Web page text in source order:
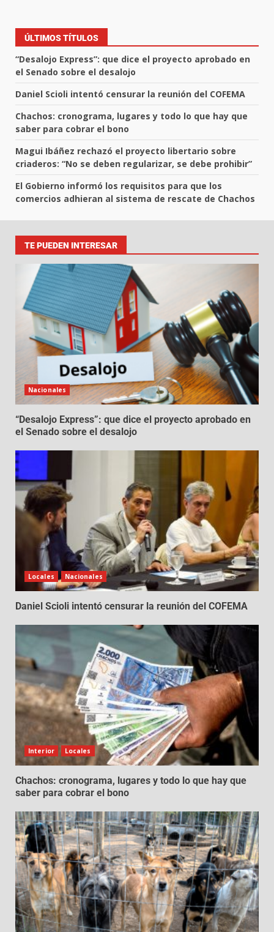
ÚLTIMOS TÍTULOS
“Desalojo Express”: que dice el proyecto aprobado en
el Senado sobre el desalojo
Daniel Scioli intentó censurar la reunión del COFEMA
Chachos: cronograma, lugares y todo lo que hay que
saber para cobrar el bono
Magui Ibáñez rechazó el proyecto libertario sobre
criaderos: “No se deben regularizar, se debe prohibir”
El Gobierno informó los requisitos para que los
comercios adhieran al sistema de rescate de Chachos
TE PUEDEN INTERESAR
Nacionales
“Desalojo Express”: que dice el proyecto aprobado en
el Senado sobre el desalojo
Locales Nacionales
Daniel Scioli intentó censurar la reunión del COFEMA
Interior Locales
Chachos: cronograma, lugares y todo lo que hay que
saber para cobrar el bono